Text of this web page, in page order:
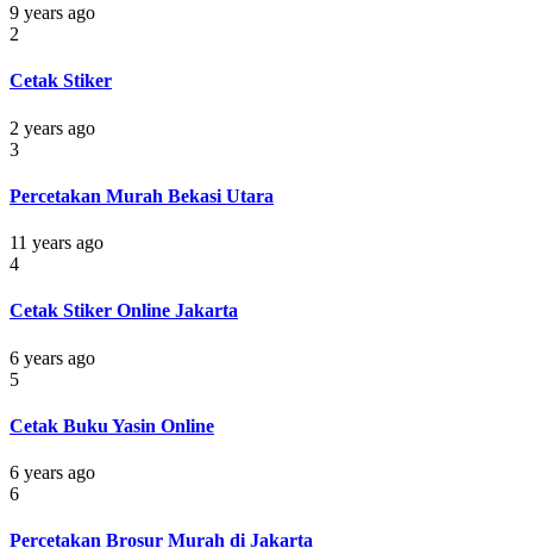
9 years ago
2
Cetak Stiker
2 years ago
3
Percetakan Murah Bekasi Utara
11 years ago
4
Cetak Stiker Online Jakarta
6 years ago
5
Cetak Buku Yasin Online
6 years ago
6
Percetakan Brosur Murah di Jakarta